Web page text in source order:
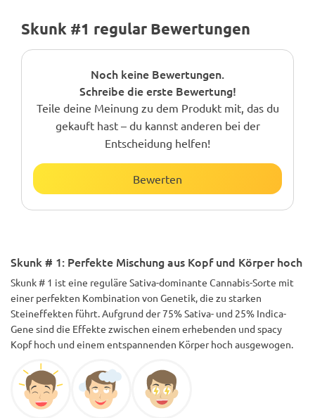
Skunk #1 regular Bewertungen
Noch keine Bewertungen.
Schreibe die erste Bewertung!
Teile deine Meinung zu dem Produkt mit, das du
gekauft hast – du kannst anderen bei der
Entscheidung helfen!
Bewerten
Skunk # 1: Perfekte Mischung aus Kopf und Körper hoch
Skunk # 1 ist eine reguläre Sativa-dominante Cannabis-Sorte mit
einer perfekten Kombination von Genetik, die zu starken
Steineffekten führt. Aufgrund der 75% Sativa- und 25% Indica-
Gene sind die Effekte zwischen einem erhebenden und spacy
Kopf hoch und einem entspannenden Körper hoch ausgewogen.